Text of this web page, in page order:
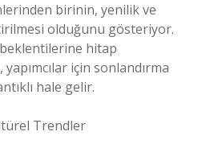
birinin, yenilik ve
olduğunu gösteriyor.
hitap
için sonlandırma
hale gelir.
Trendler